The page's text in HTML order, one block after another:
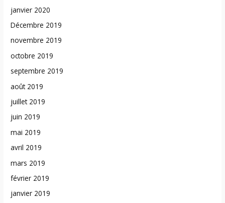
janvier 2020
Décembre 2019
novembre 2019
octobre 2019
septembre 2019
août 2019
juillet 2019
juin 2019
mai 2019
avril 2019
mars 2019
février 2019
janvier 2019